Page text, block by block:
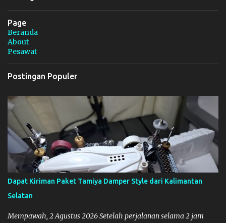
Page
Beranda
About
Pesawat
Postingan Populer
Dapat Kiriman Paket Tamiya Damper Style dari Kalimantan
Selatan
Mempawah, 2 Agustus 2026 Setelah perjalanan selama 2 jam